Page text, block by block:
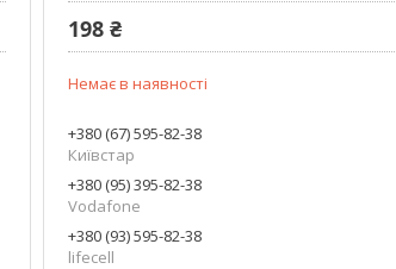
198 ₴
Немає в наявності
+380 (67) 595-82-38
Київстар
+380 (95) 395-82-38
Vodafone
+380 (93) 595-82-38
lifecell